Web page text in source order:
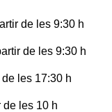
de les 9:30 h
de les 9:30 h
les 17:30 h
les 10 h